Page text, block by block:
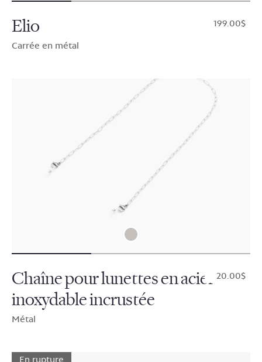
Elio
Carrée en métal
$199.00
Chaîne pour lunettes en acier
inoxydable incrustée
Métal
$20.00
En rupture